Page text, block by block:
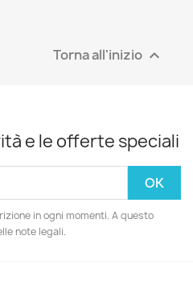
Torna all'inizio 
e le offerte speciali
in ogni momenti. A questo
note legali.